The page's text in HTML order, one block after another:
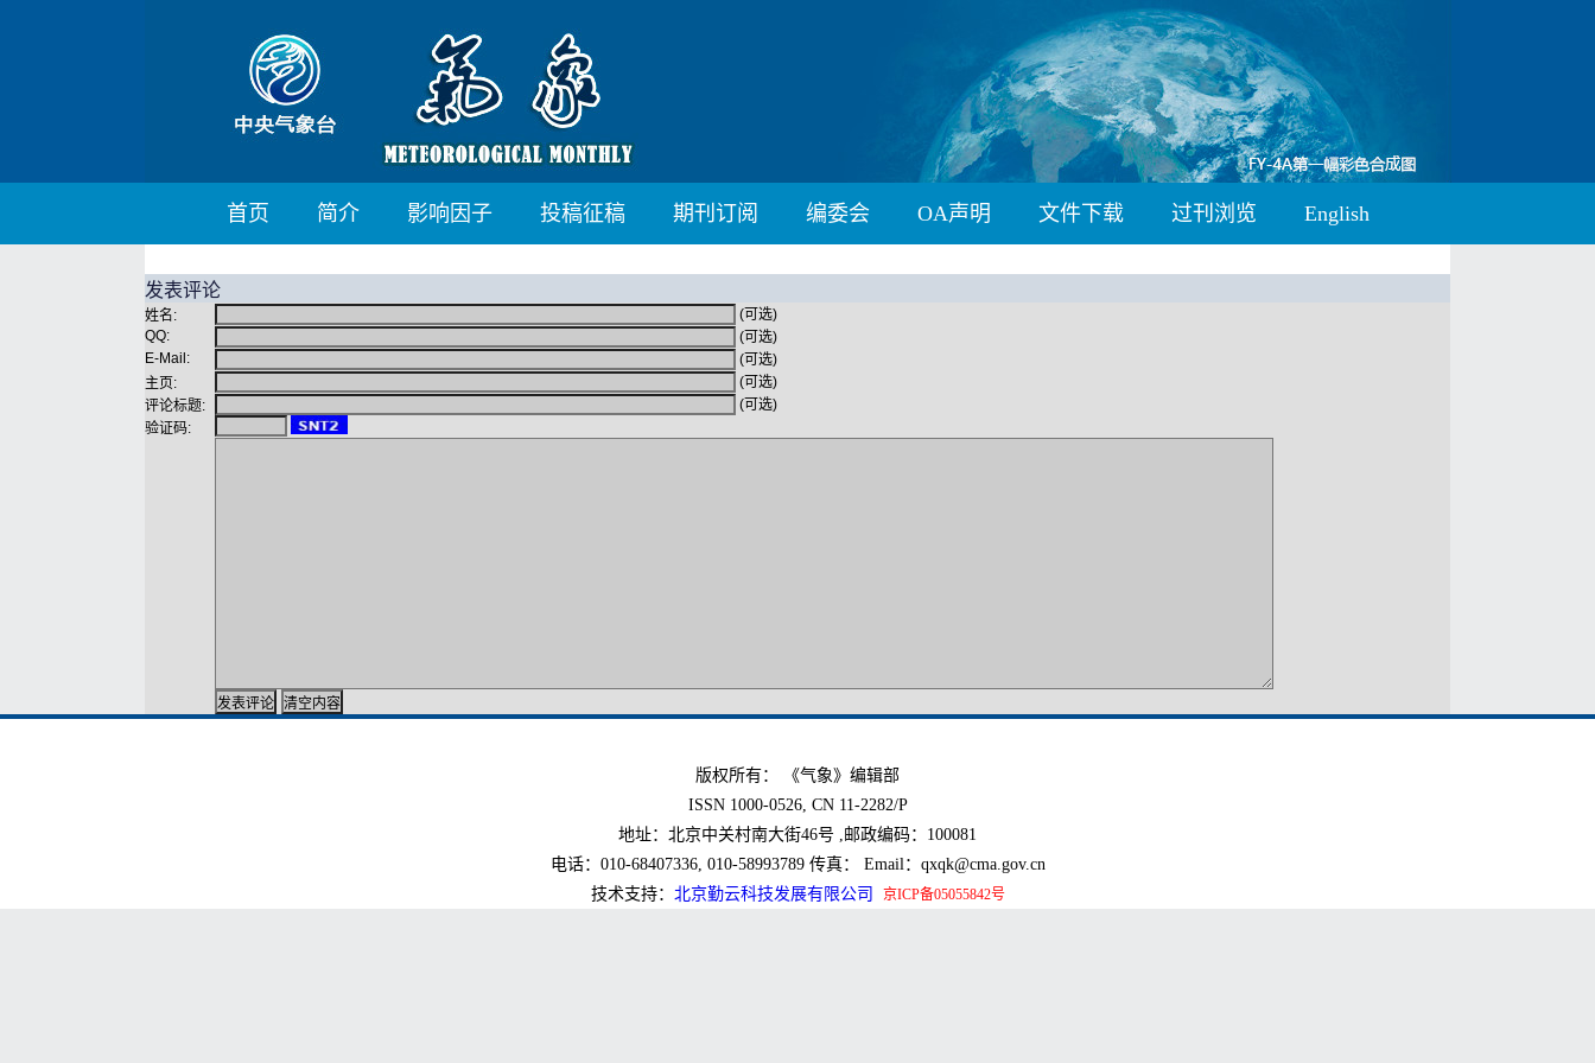
首页 简介 影响因子 投稿征稿 期刊订阅 编委会 OA声明 文件下载 过刊浏览 English
发表评论
姓名:
(可选)
QQ:
(可选)
E-Mail:
(可选)
主页:
(可选)
评论标题:
(可选)
验证码:
版权所有： 《气象》编辑部
ISSN 1000-0526, CN 11-2282/P
地址：北京中关村南大街46号 ,邮政编码：100081
电话：010-68407336, 010-58993789 传真： Email：qxqk@cma.gov.cn
技术支持： 北京勤云科技发展有限公司 京ICP备05055842号